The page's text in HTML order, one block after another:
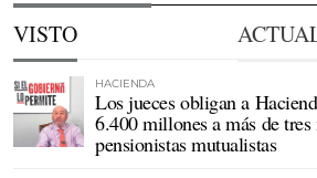
VISTO
HACIENDA
Los jueces obligan a
6.400 millones a más de
pensionistas mutualistas